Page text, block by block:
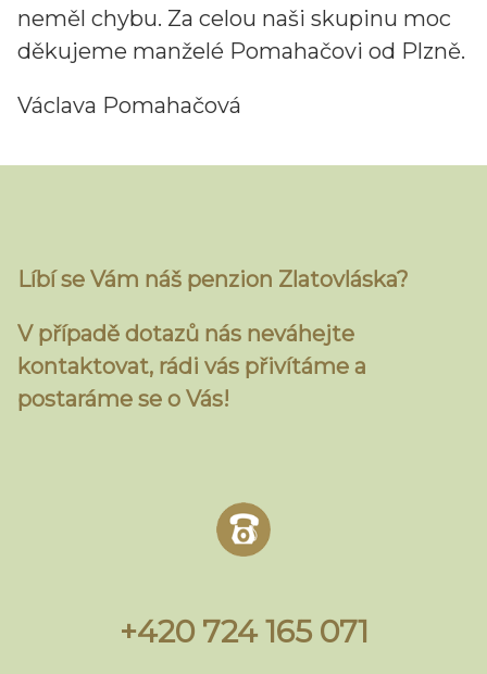
neměl chybu. Za celou naši skupinu moc
děkujeme manželé Pomahačovi od Plzně.
Václava Pomahačová
Líbí se Vám náš penzion Zlatovláska?
V případě dotazů nás neváhejte
kontaktovat, rádi vás přivítáme a
postaráme se o Vás!
+420 724 165 071